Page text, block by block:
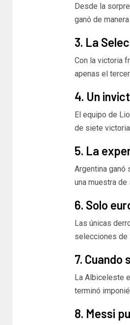
Desde la
ganó de
3. La
Con la victoria
apenas el
4. Un
El equipo de
de siete
5. La
Argentina ganó
una muestra
6. Solo
Las únicas
selecciones de
7. Cuando
La Albiceleste
terminó
8. Messi